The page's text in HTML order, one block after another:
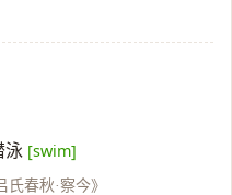
泳 [swim]
氏春秋·察今》